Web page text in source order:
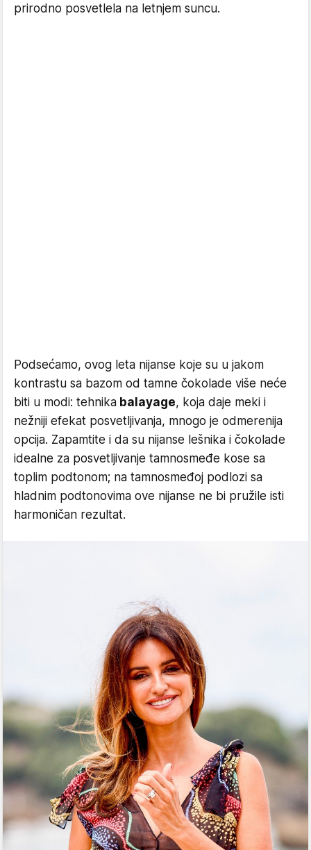
prirodno posvetlela na letnjem suncu.
Podsećamo, ovog leta nijanse koje su u jakom
kontrastu sa bazom od tamne čokolade više neće
biti u modi: tehnika balayage, koja daje meki i
nežniji efekat posvetljivanja, mnogo je odmerenija
opcija. Zapamtite i da su nijanse lešnika i čokolade
idealne za posvetljivanje tamnosmeđe kose sa
toplim podtonom; na tamnosmeđoj podlozi sa
hladnim podtonovima ove nijanse ne bi pružile isti
harmoničan rezultat.